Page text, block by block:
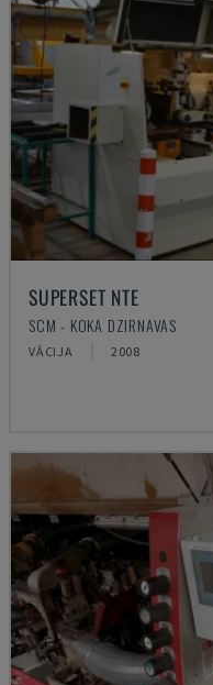
SUPERSET NTE
SCM - KOKA DZIRNAVAS
VĀCIJA 2008